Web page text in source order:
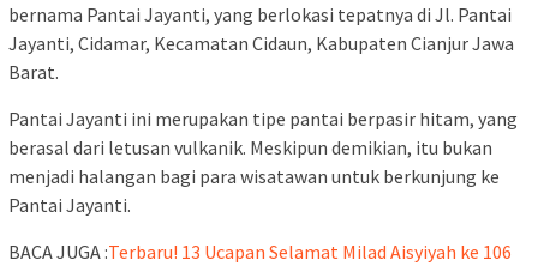
bernama Pantai Jayanti, yang berlokasi tepatnya di Jl. Pantai
Jayanti, Cidamar, Kecamatan Cidaun, Kabupaten Cianjur Jawa
Barat.
Pantai Jayanti ini merupakan tipe pantai berpasir hitam, yang
berasal dari letusan vulkanik. Meskipun demikian, itu bukan
menjadi halangan bagi para wisatawan untuk berkunjung ke
Pantai Jayanti.
BACA JUGA :Terbaru! 13 Ucapan Selamat Milad Aisyiyah ke 106